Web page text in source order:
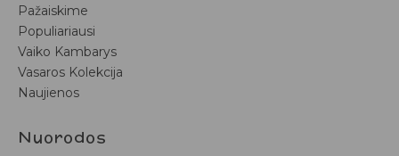
Pažaiskime
Populiariausi
Vaiko Kambarys
Vasaros Kolekcija
Naujienos
Nuorodos